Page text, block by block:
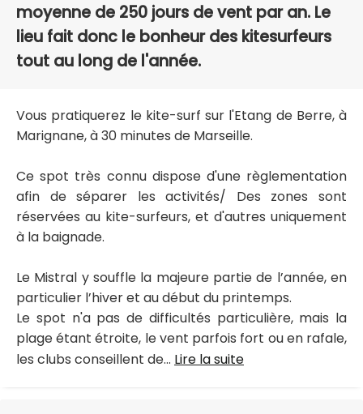
moyenne de 250 jours de vent par an. Le
lieu fait donc le bonheur des kitesurfeurs
tout au long de l'année.
Vous pratiquerez le kite-surf sur l'Etang de Berre, à
Marignane, à 30 minutes de Marseille.
Ce spot très connu dispose d'une règlementation
afin de séparer les activités/ Des zones sont
réservées au kite-surfeurs, et d'autres uniquement
à la baignade.
Le Mistral y souffle la majeure partie de l’année, en
particulier l’hiver et au début du printemps.
Le spot n'a pas de difficultés particulière, mais la
plage étant étroite, le vent parfois fort ou en rafale,
les clubs conseillent de... Lire la suite